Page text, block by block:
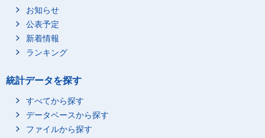
お知らせ
公表予定
新着情報
ランキング
統計データを探す
すべてから探す
データベースから探す
ファイルから探す